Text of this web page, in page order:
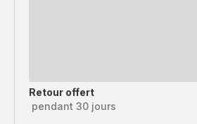
Retour offert
pendant 30 jours